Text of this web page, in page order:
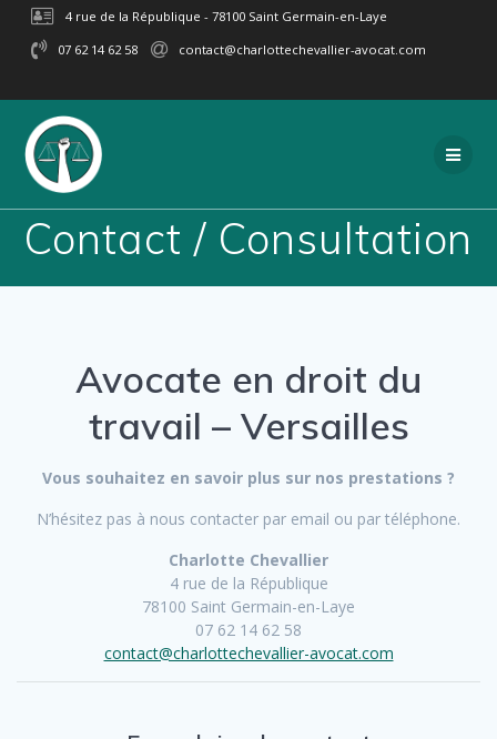
Passer
contenu
4 rue de la République - 78100 Saint Germain-en-Laye
07 62 14 62 58
contact@charlottechevallier-avocat.com
Contact / Consultation
Avocate en droit du
travail – Versailles
Vous souhaitez en savoir plus sur nos prestations ?
N’hésitez pas à nous contacter par email ou par téléphone.
Charlotte Chevallier
4 rue de la République
78100 Saint Germain-en-Laye
07 62 14 62 58
contact@charlottechevallier-avocat.com